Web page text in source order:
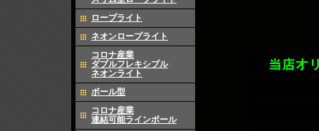
ロープライト
ネオンロープライト
コロナ産業
ダブルフレキシブル
ネオンライト
ボール型
コロナ産業
連結可能ラインボール